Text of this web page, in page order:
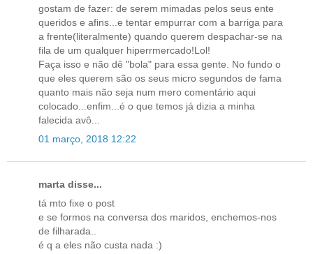
gostam de fazer: de serem mimadas pelos seus ente
queridos e afins...e tentar empurrar com a barriga para
a frente(literalmente) quando querem despachar-se na
fila de um qualquer hiperrmercado!Lol!
Faça isso e não dê "bola" para essa gente. No fundo o
que eles querem são os seus micro segundos de fama
quanto mais não seja num mero comentário aqui
colocado...enfim...é o que temos já dizia a minha
falecida avô...
01 março, 2018 12:22
marta disse...
tá mto fixe o post
e se formos na conversa dos maridos, enchemos-nos
de filharada..
é q a eles não custa nada :)